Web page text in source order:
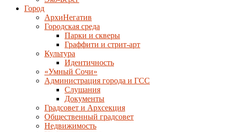
Город
АрхиНегатив
Городская среда
Парки и скверы
Граффити и стрит-арт
Культура
Идентичность
«Умный Сочи»
Администрация города и ГСС
Слушания
Документы
Градсовет и Архсекция
Общественный градсовет
Недвижимость